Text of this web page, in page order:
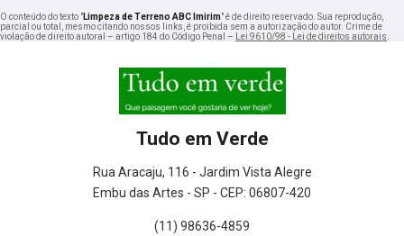
O conteúdo do texto "Limpeza de Terreno ABC Imirim" é de direito reservado. Sua reprodução,
parcial ou total, mesmo citando nossos links, é proibida sem a autorização do autor. Crime de
violação de direito autoral – artigo 184 do Código Penal –
Lei 9610/98 - Lei de direitos autorais
Tudo em Verde
Rua Aracaju, 116 - Jardim Vista Alegre
Embu das Artes - SP - CEP: 06807-420
(11) 98636-4859